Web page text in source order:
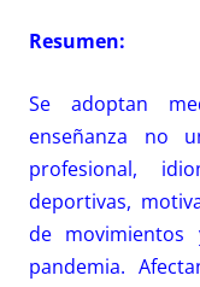
Resumen:
Se adoptan
enseñanza no
profesional,
deportivas,
de movimientos
pandemia.